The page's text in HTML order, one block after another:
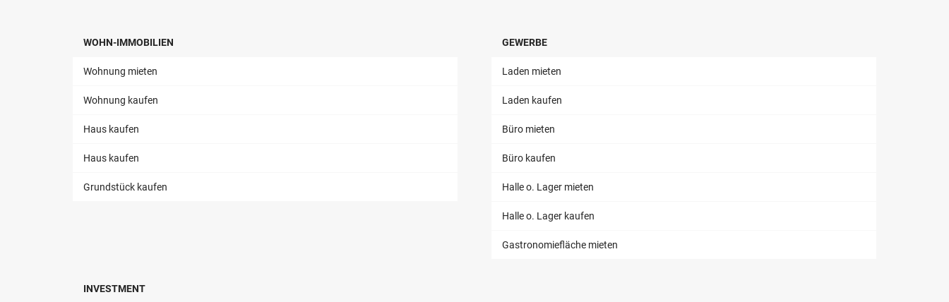
WOHN-IMMOBILIEN
Wohnung mieten
Wohnung kaufen
Haus kaufen
Haus kaufen
Grundstück kaufen
GEWERBE
Laden mieten
Laden kaufen
Büro mieten
Büro kaufen
Halle o. Lager mieten
Halle o. Lager kaufen
Gastronomiefläche mieten
INVESTMENT